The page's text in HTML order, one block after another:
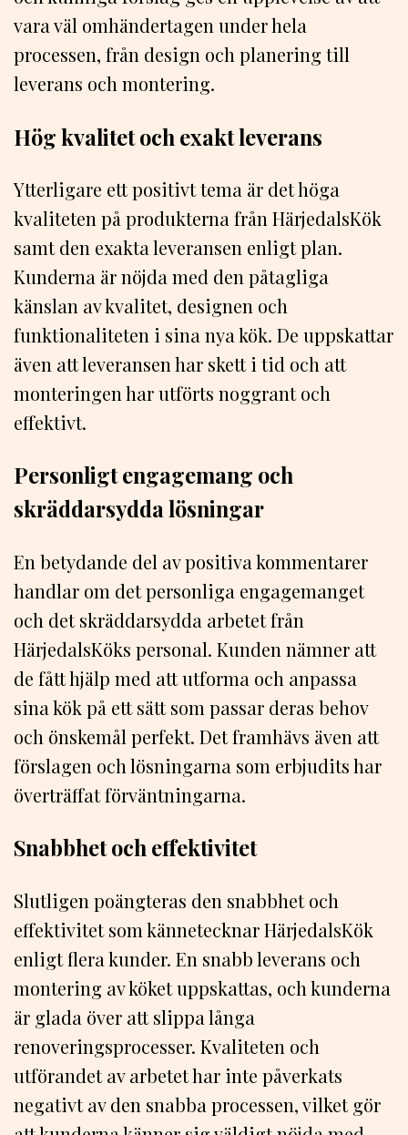
vara väl omhändertagen under hela
processen, från design och planering till
leverans och montering.
Hög kvalitet och exakt leverans
Ytterligare ett positivt tema är det höga
kvaliteten på produkterna från HärjedalsKök
samt den exakta leveransen enligt plan.
Kunderna är nöjda med den påtagliga
känslan av kvalitet, designen och
funktionaliteten i sina nya kök. De uppskattar
även att leveransen har skett i tid och att
monteringen har utförts noggrant och
effektivt.
Personligt engagemang och
skräddarsydda lösningar
En betydande del av positiva kommentarer
handlar om det personliga engagemanget
och det skräddarsydda arbetet från
HärjedalsKöks personal. Kunden nämner att
de fått hjälp med att utforma och anpassa
sina kök på ett sätt som passar deras behov
och önskemål perfekt. Det framhävs även att
förslagen och lösningarna som erbjudits har
överträffat förväntningarna.
Snabbhet och effektivitet
Slutligen poängteras den snabbhet och
effektivitet som kännetecknar HärjedalsKök
enligt flera kunder. En snabb leverans och
montering av köket uppskattas, och kunderna
är glada över att slippa långa
renoveringsprocesser. Kvaliteten och
utförandet av arbetet har inte påverkats
negativt av den snabba processen, vilket gör